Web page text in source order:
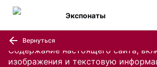
Содержание настоящего сайта,
изображения и текстовую
Экспонаты
Вернуться